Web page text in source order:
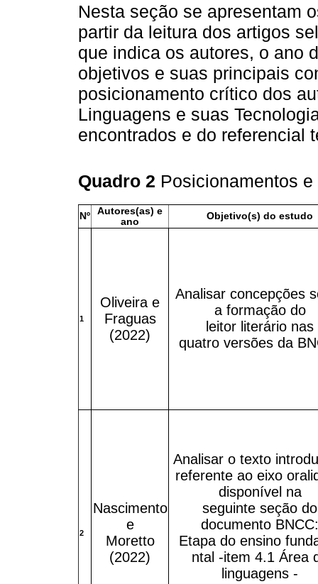
Nesta seção se apresentam
partir da leitura dos artigos
que indica os autores, o ano
objetivos e suas principais
posicionamento crítico dos
Linguagens e suas
encontrados e do referencial
Quadro 2 Posicionamentos
Nº
Autores(as) e
ano
Objetivo(s) do estudo
1
Oliveira e
Fraguas
(2022)
Analisar concepções
a formação do
leitor literário nas
quatro versões da
2
Nascimento
e
Moretto
(2022)
Analisar o texto
referente ao eixo
disponível na
seguinte seção do
documento BNCC:
Etapa do ensino
ntal -item 4.1 Área
linguagens -